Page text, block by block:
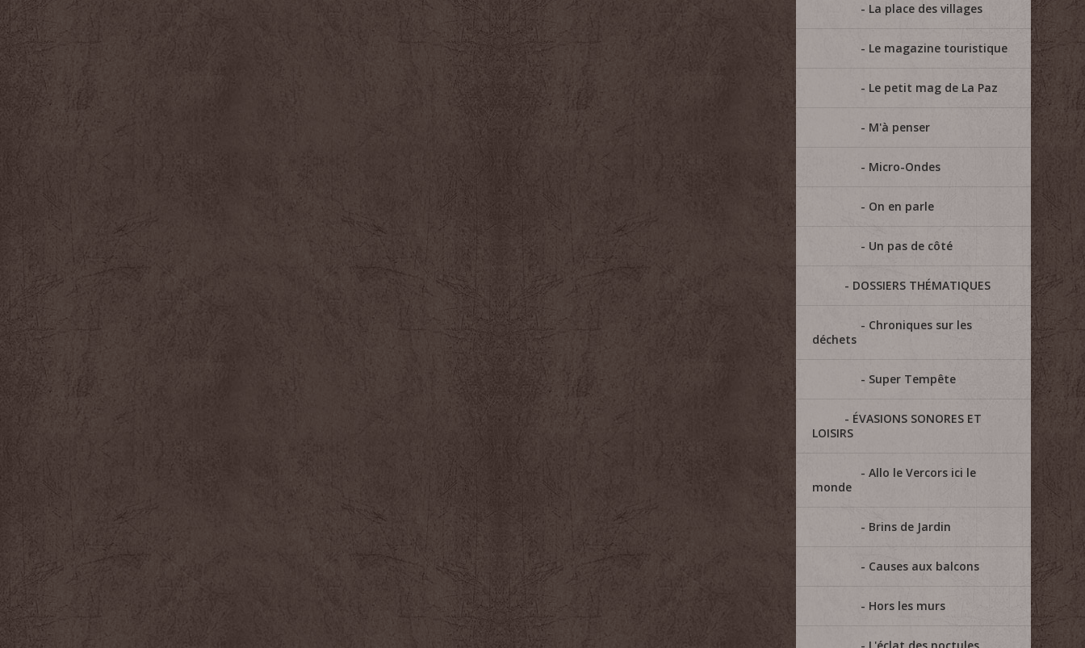
La place des villages
Le magazine touristique
Le petit mag de La Paz
M'à penser
Micro-Ondes
On en parle
Un pas de côté
DOSSIERS THÉMATIQUES
Chroniques sur les
déchets
Super Tempête
ÉVASIONS SONORES ET
LOISIRS
Allo le Vercors ici le
monde
Brins de Jardin
Causes aux balcons
Hors les murs